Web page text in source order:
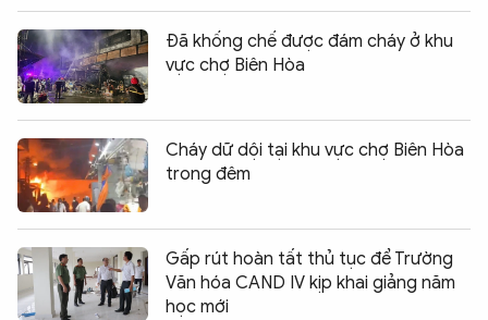
Đã khống chế được đám cháy ở khu
vực chợ Biên Hòa
Cháy dữ dội tại khu vực chợ Biên Hòa
trong đêm
Gấp rút hoàn tất thủ tục để Trường
Văn hóa CAND IV kịp khai giảng năm
học mới